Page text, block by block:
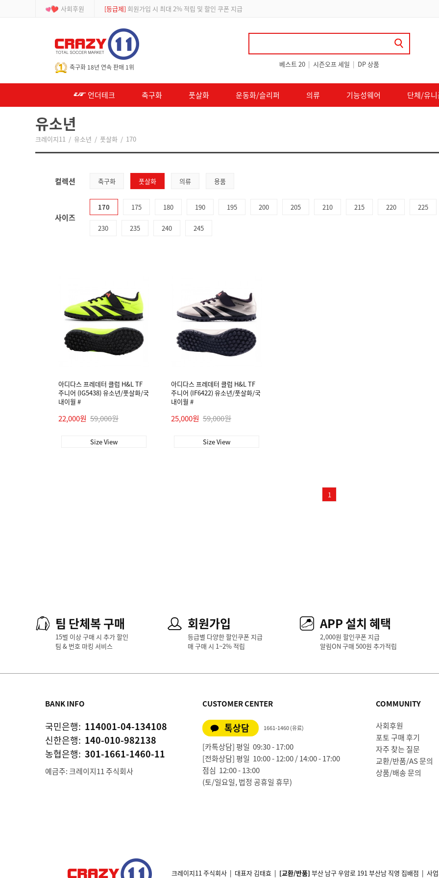
사회후원 [등급제] 회원가입 시 최대 2% 적립 및 할인 쿠폰 지급
축구화 18년 연속 판매 1위 베스트 20 | 시즌오프 세일 | DP 상품
언더테크 축구화 풋살화 운동화/슬리퍼 의류 기능성웨어 단체/유
유소년
크레이지11 / 유소년 / 풋살화 / 170
컬렉션 축구화 풋살화 의류 용품
사이즈
170 175 180 190 195 200 205 210 215 220 225
230 235 240 245
아디다스 프레데터 클럽 H&L TF
주니어 (IG5438) 유소년/풋살화/국
내이월 #
22,000원 59,000원
Size View
아디다스 프레데터 클럽 H&L TF
주니어 (IF6422) 유소년/풋살화/국
내이월 #
25,000원 59,000원
Size View
1
팀 단체복 구매
15벌 이상 구매 시 추가 할인
팀 & 번호 마킹 서비스
회원가입
등급별 다양한 할인쿠폰 지급
매 구매 시 1~2% 적립
APP 설치 혜택
2,000원 할인쿠폰 지급
알림ON 구매 500원 추가적립
BANK INFO
국민은행: 114001-04-134108
신한은행: 140-010-982138
농협은행: 301-1661-1460-11
예금주: 크레이지11 주식회사
CUSTOMER CENTER
톡상담 1661-1460 (유료)
[카톡상담] 평일 09:30 - 17:00
[전화상담] 평일 10:00 - 12:00 / 14:00 - 17:00
점심 12:00 - 13:00
(토/일요일, 법정 공휴일 휴무)
COMMUNITY
사회후원
포토 구매 후기
자주 찾는 질문
교환/반품/AS 문의
상품/배송 문의
크레이지11 주식회사 | 대표자 김태효 | [교환/반품] 부산 남구 우암로 191 부산남 직영 집배점 | 사